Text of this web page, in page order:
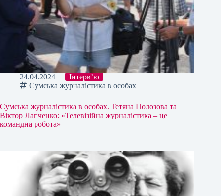
24.04.2024
Інтерв’ю
Сумська журналістика в особах
Сумська журналістика в особах. Тетяна Полозова та
Віктор Лапченко: «Телевізійна журналістика – це
командна робота»